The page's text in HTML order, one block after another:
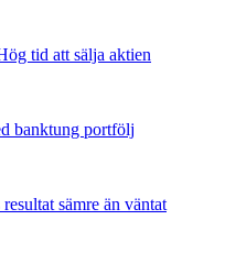
tid att sälja aktien
banktung portfölj
sämre än väntat